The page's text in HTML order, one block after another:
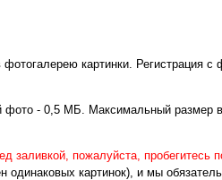
картинки. Регистрация
фото - 0,5 МБ. Максимальный размер
заливкой, пожалуйста, пробегитесь
картинок), и мы